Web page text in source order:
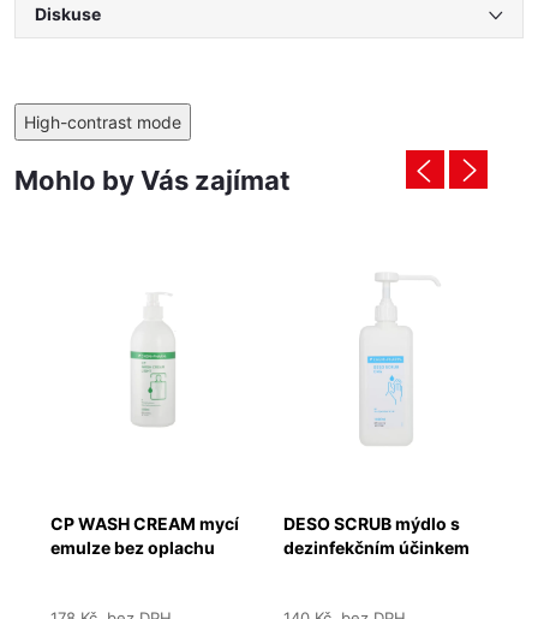
Diskuse
High-contrast mode
Mohlo by Vás zajímat
CP WASH CREAM mycí
emulze bez oplachu
DESO SCRUB mýdlo s
dezinfekčním účinkem